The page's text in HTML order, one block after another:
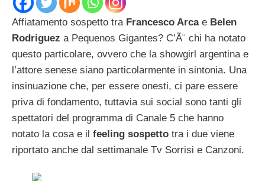
Affiatamento sospetto tra Francesco Arcae Belen
Rodriguez a Pequenos Gigantes? C’Ã¨ chi ha notato
questo particolare, ovvero che la showgirl argentina e
l’attore senese siano particolarmente in sintonia. Una
insinuazione che, per essere onesti, ci pare essere
priva di fondamento, tuttavia sui social sono tanti gli
spettatori del programma di Canale 5 che hanno
notato la cosa e il feeling sospetto tra i due viene
riportato anche dal settimanale Tv Sorrisi e Canzoni.